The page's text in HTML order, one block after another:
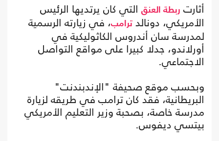
أثارت ربطة العنق التي كان يرتديها الرئيس
الأمريكي، دونالد ترامب، في زيارته الرسمية
لمدرسة سان أندروس الكاثوليكية في
أورلاندو، جدلا كبيرا على مواقع التواصل
الاجتماعي.
وبحسب موقع صحيفة "الإندبندنت"
البريطانية، فقد كان ترامب في طريقه لزيارة
مدرسة خاصة، بصحبة وزير التعليم الأمريكي
بيتسي ديفوس.